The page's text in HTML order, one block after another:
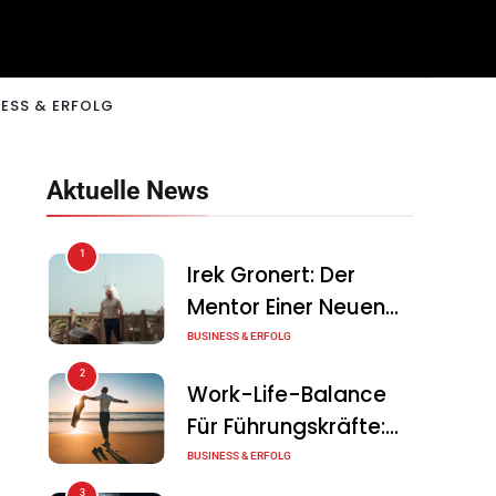
& ERFOLG
Aktuelle News
1
Irek Gronert: Der
Mentor Einer Neuen
Generation Von
BUSINESS & ERFOLG
2
Work-Life-Balance
Für Führungskräfte:
Illusion Oder Echte
BUSINESS & ERFOLG
3